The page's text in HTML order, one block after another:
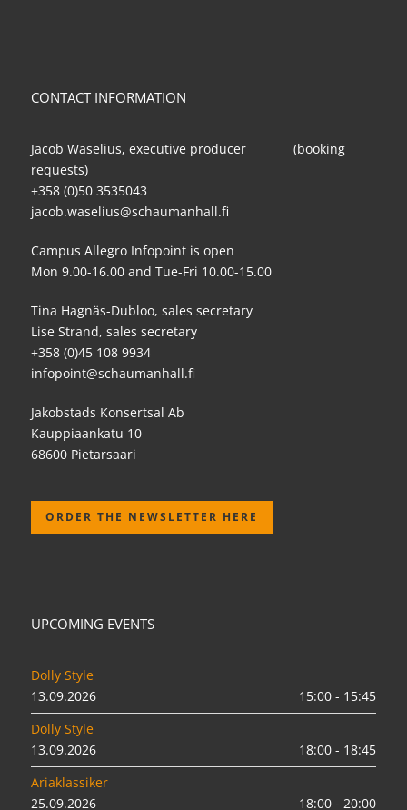
CONTACT INFORMATION
Jacob Waselius, executive producer (booking
requests)
+358 (0)50 3535043
jacob.waselius@schaumanhall.fi
Campus Allegro Infopoint is open
Mon 9.00-16.00 and Tue-Fri 10.00-15.00
Tina Hagnäs-Dubloo, sales secretary
Lise Strand, sales secretary
+358 (0)45 108 9934
infopoint@schaumanhall.fi
Jakobstads Konsertsal Ab
Kauppiaankatu 10
68600 Pietarsaari
ORDER THE NEWSLETTER HERE
UPCOMING EVENTS
Dolly Style
13.09.2026
15:00 - 15:45
Dolly Style
13.09.2026
18:00 - 18:45
Ariaklassiker
25.09.2026
18:00 - 20:00